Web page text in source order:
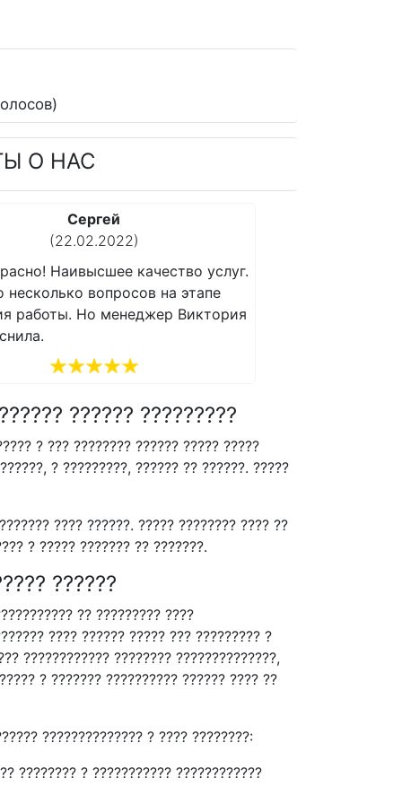
О НАС
Сергей
(22.02.2022)
Наивысшее качество услуг.
несколько вопросов на этапе
работы. Но менеджер Виктория
?????? ?????????
? ??? ???????? ?????? ????? ?????
? ?????????, ?????? ?? ??????. ?????
???? ??????. ????? ???????? ???? ??
? ????? ??????? ?? ???????.
??????
?? ????????? ????
???? ?????? ????? ??? ????????? ?
???????????? ???????? ??????????????,
? ??????? ?????????? ?????? ???? ??
?????????????? ? ???? ????????:
???????? ? ??????????? ????????????